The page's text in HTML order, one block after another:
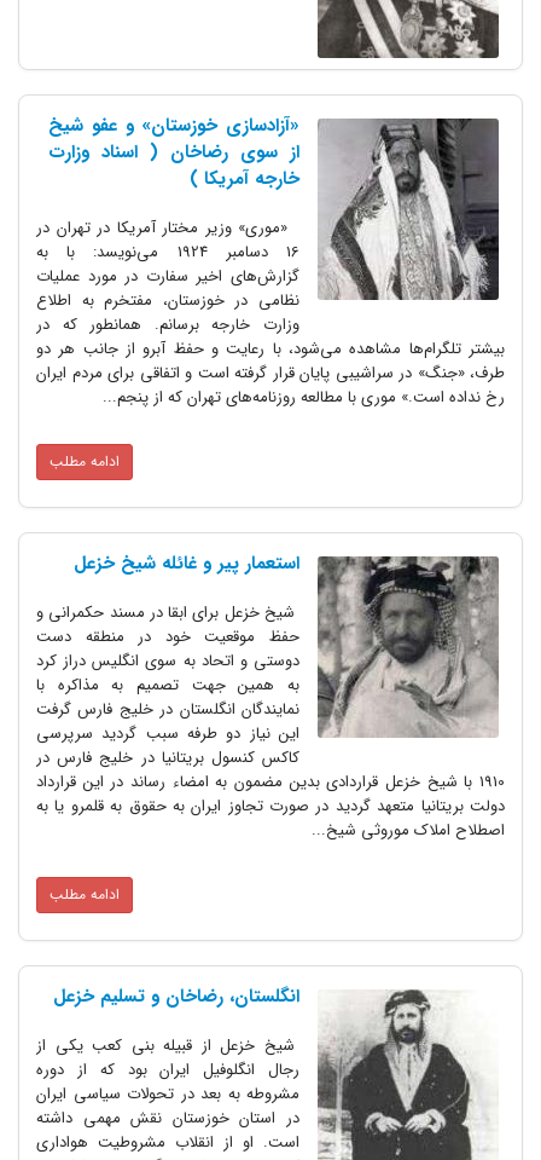
«آزادسازی خوزستان» و عفو شیخ
از سوی رضاخان ( اسناد وزارت
خارجه آمریکا )
«موری» وزیر مختار آمریکا در تهران در
16 دسامبر 1924 می‌نویسد: با به
گزارش‌های اخیر سفارت در مورد عملیات
نظامی در خوزستان، مفتخرم به اطلاع
وزارت خارجه برسانم. همانطور که در
بیشتر تلگرام‌ها مشاهده می‌شود، با رعایت و حفظ آبرو از جانب هر دو
طرف، «جنگ» در سراشیبی پایان قرار گرفته است و اتفاقی برای مردم ایران
رخ نداده است.» موری با مطالعه روزنامه‌های تهران که از پنجم...
ادامه مطلب
استعمار پیر و غائله شیخ خزعل
شیخ خزعل برای ابقا در مسند حکمرانی و
حفظ موقعیت خود در منطقه دست
دوستی و اتحاد به سوی انگلیس دراز کرد
به همین جهت تصمیم به مذاکره با
نمایندگان انگلستان در خلیج فارس گرفت
این نیاز دو طرفه سبب گردید سرپرسی
کاکس کنسول بریتانیا در خلیج فارس در
1910 با شیخ خزعل قراردادی بدین مضمون به امضاء رساند در این قرارداد
دولت بریتانیا متعهد گردید در صورت تجاوز ایران به حقوق به قلمرو یا به
اصطلاح املاک موروثی شیخ...
ادامه مطلب
انگلستان، رضاخان و تسلیم خزعل
شیخ خزعل از قبیله بنی کعب یکی از
رجال انگلوفیل ایران بود که از دوره
مشروطه به بعد در تحولات سیاسی ایران
در استان خوزستان نقش مهمی داشته
است. او از انقلاب مشروطیت هواداری